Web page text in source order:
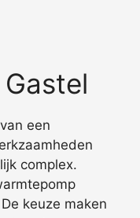
een
complex.
keuze maken